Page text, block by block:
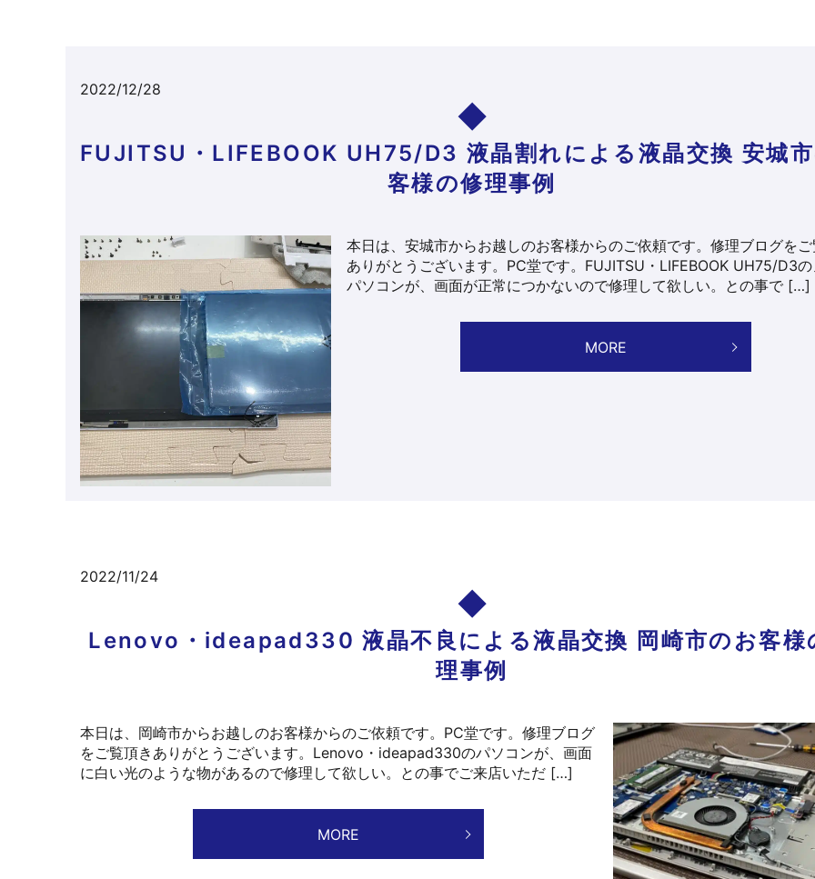
2022/12/28
FUJITSU・LIFEBOOK UH75/D3 液晶割れによる液晶交換 安城
客様の修理事例
本日は、安城市からお越しのお客様からのご依頼です。修理ブログをご
ありがとうございます。PC堂です。FUJITSU・LIFEBOOK UH75/D3の
パソコンが、画面が正常につかないので修理して欲しい。との事で […]
MORE
2022/11/24
Lenovo・ideapad330 液晶不良による液晶交換 岡崎市のお客様
理事例
本日は、岡崎市からお越しのお客様からのご依頼です。PC堂です。修理ブログ
をご覧頂きありがとうございます。Lenovo・ideapad330のパソコンが、画面
に白い光のような物があるので修理して欲しい。との事でご来店いただ […]
MORE